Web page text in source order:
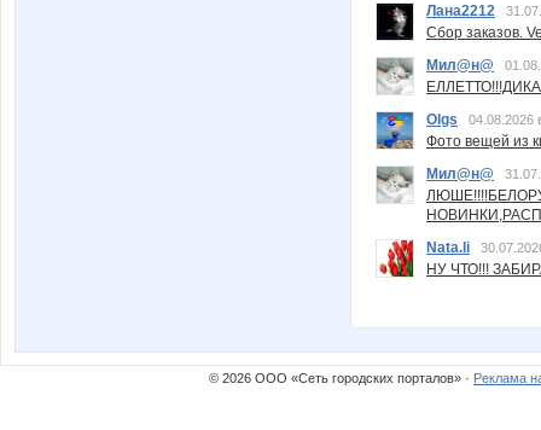
Лана2212
Сбор заказов.
Мил@н@
Olgs
04.08.2026
Фото вещей из
Мил@н@
Nata.li
НУ ЧТО!!!
© 2026 ООО «Сеть городских порталов» · Реклама